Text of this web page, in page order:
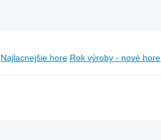
Najlacnejšie hore Rok výroby - nové hore